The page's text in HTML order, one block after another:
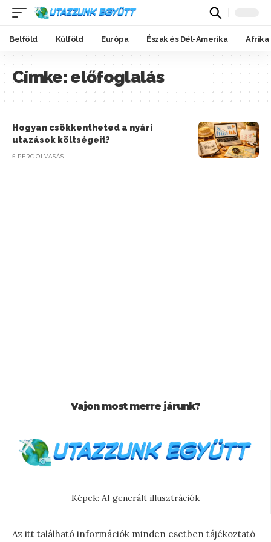
Belföld Külföld Európa Észak és Dél-Amerika Afrika
Címke:előfoglalás
Hogyan csökkentheted a nyári
utazások költségeit?
5 PERC OLVASÁS
Vajon most merre járunk?
Képek: AI generált illusztrációk
Az itt található információk minden esetben tájékoztató